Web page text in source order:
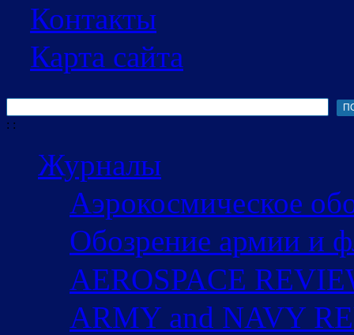
Контакты
Карта сайта
: :
Журналы
Аэрокосмическое
Обозрение армии и
AEROSPACE
ARMY and NAVY